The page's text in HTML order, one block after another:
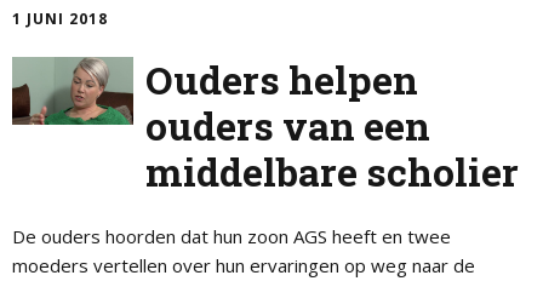
1 JUNI 2018
Ouders helpen
ouders van een
middelbare scholier
De ouders hoorden dat hun zoon AGS heeft en twee
moeders vertellen over hun ervaringen op weg naar de